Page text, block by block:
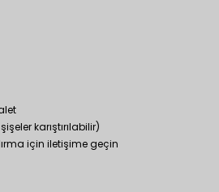
karıştırılabilir)
için iletişime geçin